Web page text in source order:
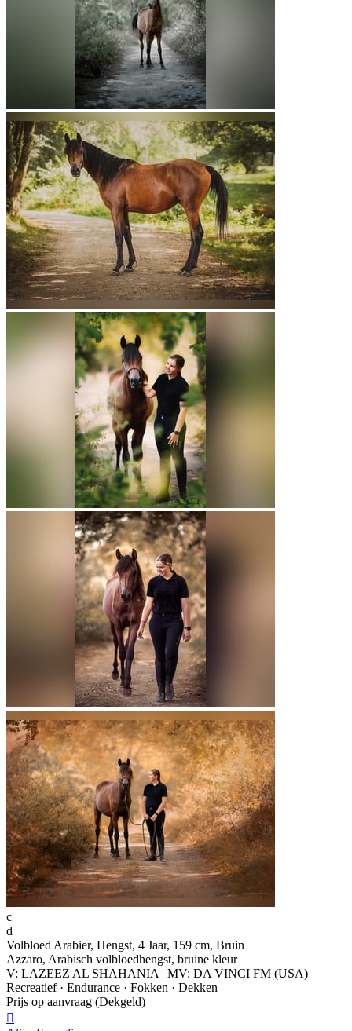
c
d
Volbloed Arabier, Hengst, 4 Jaar, 159 cm, Bruin
Azzaro, Arabisch volbloedhengst, bruine kleur
V: LAZEEZ AL SHAHANIA | MV: DA VINCI FM (USA)
Recreatief · Endurance · Fokken · Dekken
Prijs op aanvraag (Dekgeld)
